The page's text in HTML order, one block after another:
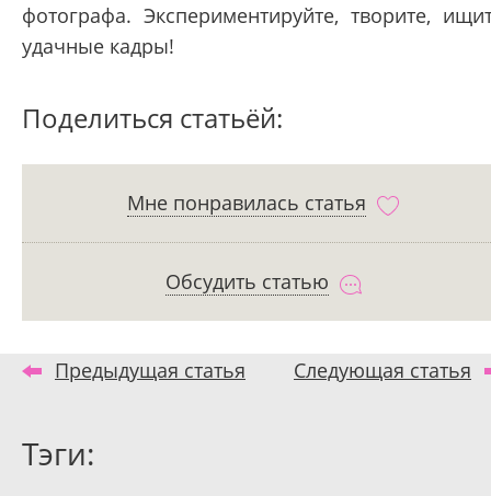
фотографа. Экспериментируйте, творите,
удачные кадры!
Поделиться статьёй:
Мне понравилась статья
Обсудить статью
Предыдущая статья Следующая статья
Тэги: